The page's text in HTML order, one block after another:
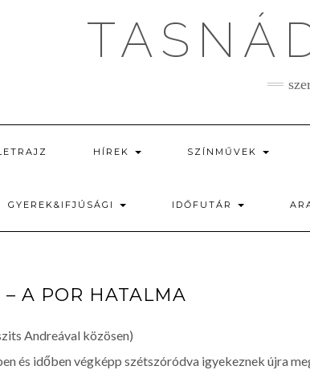
HÍREK SZÍNMŰVEK
GYEREK&IFJÚSÁGI IDŐFUTÁR
– A POR HATALMA
Andreával közösen)
és időben végképp szétszóródva igyekeznek újra